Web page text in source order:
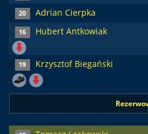
20 Adrian Cierpka
16 Hubert Antkowiak
19 Krzysztof Biegański